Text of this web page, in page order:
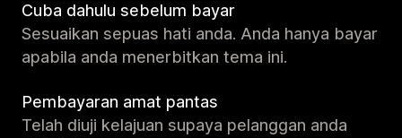
Cuba dahulu sebelum bayar
Sesuaikan sepuas hati anda. Anda hanya bayar
apabila anda menerbitkan tema ini.
Pembayaran amat pantas
Telah diuji kelajuan supaya pelanggan anda